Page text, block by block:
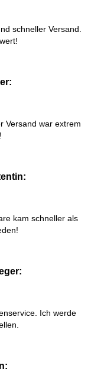
schneller Versand.
Versand war extrem
kam schneller als
Ich werde